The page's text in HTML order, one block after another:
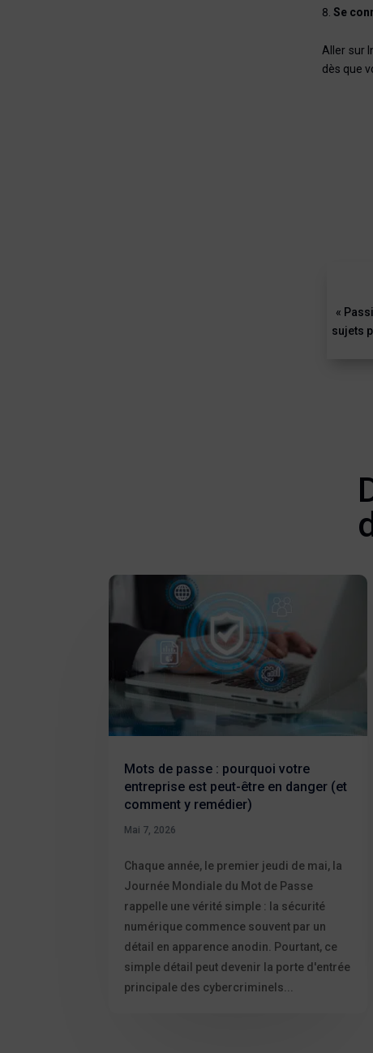
Se
Aller sur
dès que
«
sujets
Mots de passe : pourquoi votre
entreprise est peut-être en danger (et
comment y remédier)
Mai 7, 2026
Chaque année, le premier jeudi de mai, la
Journée Mondiale du Mot de Passe
rappelle une vérité simple : la sécurité
numérique commence souvent par un
détail en apparence anodin. Pourtant, ce
simple détail peut devenir la porte d'entrée
principale des cybercriminels...